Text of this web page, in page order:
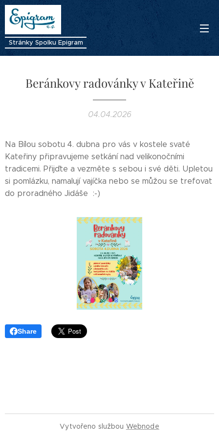
Stránky Spolku Epigram
Beránkovy radovánky v Kateřině
04.04.2026
Na Bílou sobotu 4. dubna pro vás v kostele svaté
Kateřiny připravujeme setkání nad velikonočními
tradicemi. Přijďte a vezměte s sebou i své děti. Upletou
si pomlázku, namalují vajíčka nebo se můžou se trefovat
do proradného Jidáše :-)
Share
Vytvořeno službou Webnode